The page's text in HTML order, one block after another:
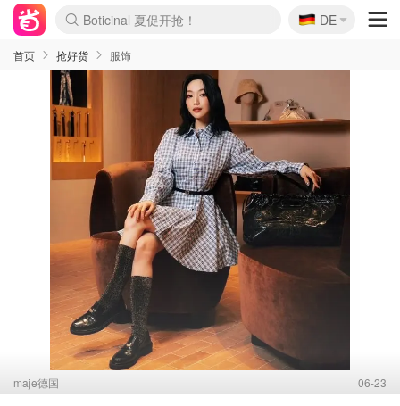
Boticinal 夏促开抢！
4折！lulu周四疯狂上新
还没结束！&OtherStories大促
Joybuy变相75折 随时失效
速领！Stanley独家85折
疑似霸哥！Camper额外叠85折
Zalando 奥莱闪促！每日更新
Moncler反季囤！5折起+叠9折
Coach Brooklyn仅€192
🇩🇪
DE
首页 抢好货 服饰
maje德国 06-23